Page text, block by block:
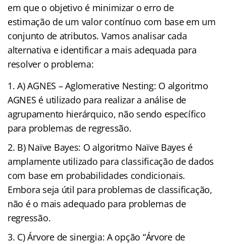
em que o objetivo é minimizar o erro de
estimação de um valor contínuo com base em um
conjunto de atributos. Vamos analisar cada
alternativa e identificar a mais adequada para
resolver o problema:
A) AGNES – Aglomerative Nesting: O algoritmo
AGNES é utilizado para realizar a análise de
agrupamento hierárquico, não sendo específico
para problemas de regressão.
B) Naïve Bayes: O algoritmo Naïve Bayes é
amplamente utilizado para classificação de dados
com base em probabilidades condicionais.
Embora seja útil para problemas de classificação,
não é o mais adequado para problemas de
regressão.
C) Árvore de sinergia: A opção “Árvore de